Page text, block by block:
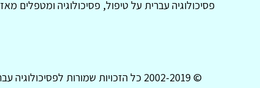
פסיכולוגיה עברית על טיפול, פסיכולוגיה ומטפלים מאז 2002
© 2002-2019 כל הזכויות שמורות לפסיכולוגיה עברית